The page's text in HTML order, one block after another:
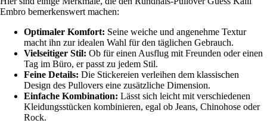
Embro bemerkenswert machen:
Optimaler Komfort: Seine weiche und angenehme Textur
macht ihn zur idealen Wahl für den täglichen Gebrauch.
Vielseitiger Stil: Ob für einen Ausflug mit Freunden oder einen
Tag im Büro, er passt zu jedem Stil.
Feine Details: Die Stickereien verleihen dem klassischen
Design des Pullovers eine zusätzliche Dimension.
Einfache Kombination: Lässt sich leicht mit verschiedenen
Kleidungsstücken kombinieren, egal ob Jeans, Chinohose oder
Rock.